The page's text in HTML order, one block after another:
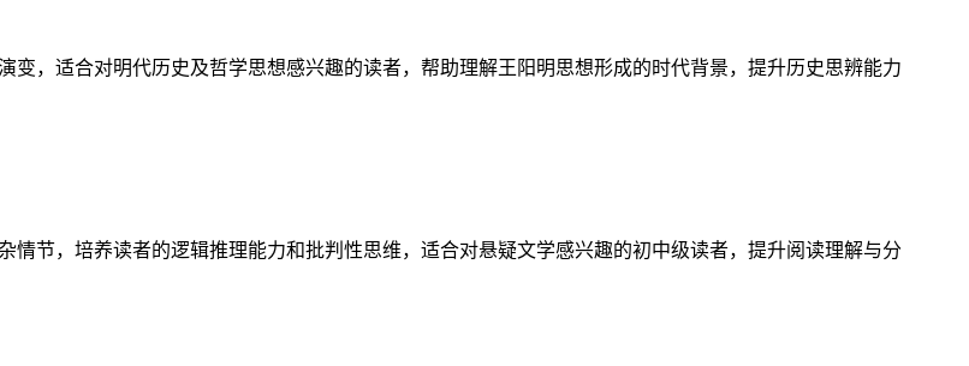
，适合对明代历史及哲学思想感兴趣的读者，帮助理解王阳明思想形成的时代背景，提升历史思辨能力
节，培养读者的逻辑推理能力和批判性思维，适合对悬疑文学感兴趣的初中级读者，提升阅读理解与分